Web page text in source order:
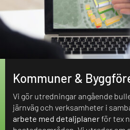
Kommuner &
Vi gör utredningar angående
järnväg och verksamheter i
arbete med detaljplanerför tex